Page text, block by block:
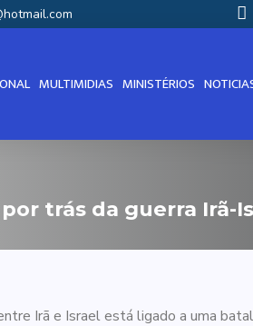
MULTIMIDIAS MINISTÉRIOS
trás da guerra Irã-
Irã e Israel está ligado a uma